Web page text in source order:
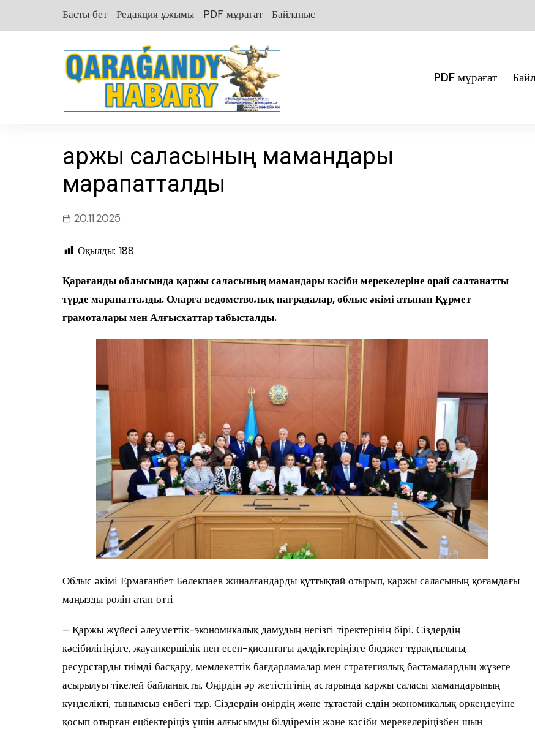
Басты бет Редакция ұжымы PDF мұрағат Байланыс
PDF мұрағат
Қаржы саласының мамандары
марапатталды
20.11.2025
Оқылды: 188
Қарағанды облысында қаржы саласының мамандары кәсіби мерекелеріне орай салтанатты
түрде марапатталды. Оларға ведомстволық наградалар, облыс әкімі атынан Құрмет
грамоталары мен Алғысхаттар табысталды.
Облыс әкімі Ермағанбет Бөлекпаев жиналғандарды құттықтай отырып, қаржы саласының қоғамдағы
маңызды рөлін атап өтті.
– Қаржы жүйесі әлеуметтік-экономикалық дамудың негізгі тіректерінің бірі. Сіздердің
кәсібилігіңізге, жауапкершілік пен есеп-қисаптағы дәлдіктеріңізге бюджет тұрақтылығы,
ресурстарды тиімді басқару, мемлекеттік бағдарламалар мен стратегиялық бастамалардың жүзеге
асырылуы тікелей байланысты. Өңірдің әр жетістігінің астарында қаржы саласы мамандарының
күнделікті, тынымсыз еңбегі тұр. Сіздердің өңірдің және тұтастай елдің экономикалық өркендеуіне
қосып отырған еңбектеріңіз үшін алғысымды білдіремін және кәсіби мерекелеріңізбен шын